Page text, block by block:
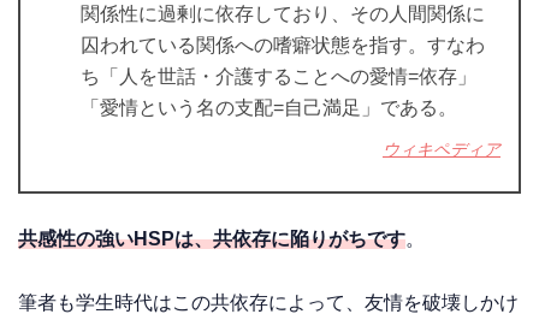
関係性に過剰に依存しており、その人間関係に
囚われている関係への嗜癖状態を指す。すなわ
ち「人を世話・介護することへの愛情=依存」
「愛情という名の支配=自己満足」である。
ウィキペディア
共感性の強いHSPは、共依存に陥りがちです。
筆者も学生時代はこの共依存によって、友情を破壊しかけ